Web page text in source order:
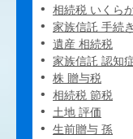
相続税 いくら
家族信託 手続き
遺産 相続税
家族信託 認知
株 贈与税
相続税 節税
土地 評価
生前贈与 孫